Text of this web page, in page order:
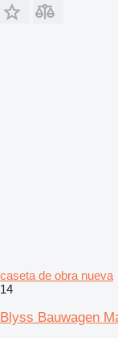
caseta de obra nueva
14
Blyss Bauwagen